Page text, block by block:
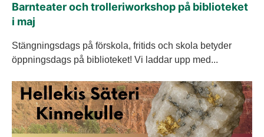
Barnteater och trolleriworkshop på biblioteket
i maj
Stängningsdags på förskola, fritids och skola betyder
öppningsdags på biblioteket! Vi laddar upp med...